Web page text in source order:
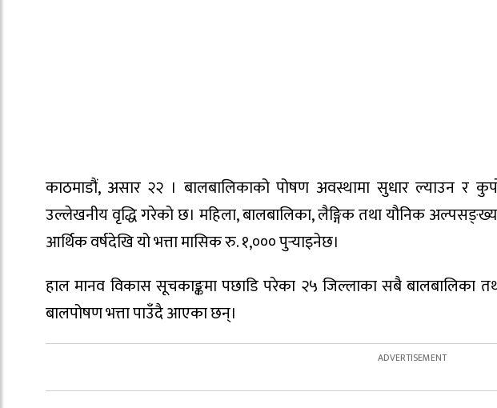
काठमाडौं, असार २२ । बालबालिकाको पोषण अवस्थामा सुधार ल्याउन र
उल्लेखनीय वृद्धि गरेको छ। महिला, बालबालिका, लैङ्गिक तथा यौनिक
आर्थिक वर्षदेखि यो भत्ता मासिक रु. १,००० पुर्‍याइनेछ।
हाल मानव विकास सूचकाङ्कमा पछाडि परेका २५ जिल्लाका सबै बालबालिका
बालपोषण भत्ता पाउँदै आएका छन्।